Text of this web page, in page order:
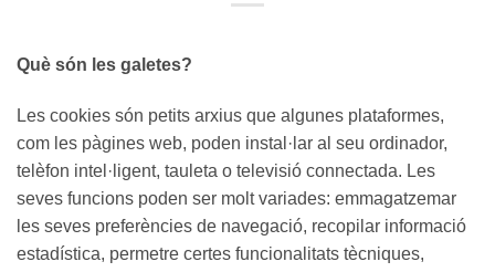
Què són les galetes?
Les cookies són petits arxius que algunes plataformes,
com les pàgines web, poden instal·lar al seu ordinador,
telèfon intel·ligent, tauleta o televisió connectada. Les
seves funcions poden ser molt variades: emmagatzemar
les seves preferències de navegació, recopilar informació
estadística, permetre certes funcionalitats tècniques,